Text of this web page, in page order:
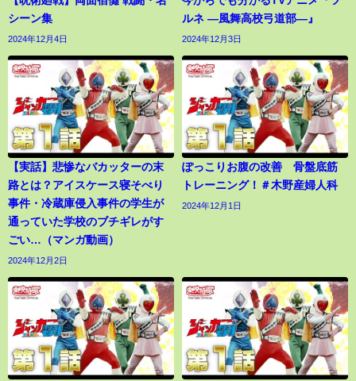
シーン集
2024年12月4日
ルネ ―風舞高校弓道部―』
2024年12月3日
【実話】悲惨なバカッターの末
路とは？アイスケース寝そべり
事件・冷蔵庫侵入事件の学生が
通っていた学校のブチギレがす
ごい…（マンガ動画）
2024年12月2日
ぽっこりお腹の改善 骨盤底筋
トレーニング！＃木野産婦人科
2024年12月1日